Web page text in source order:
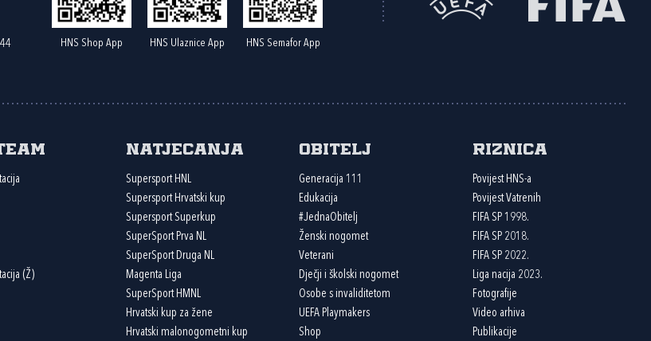
HNS Shop App HNS Ulaznice App HNS Semafor App
(Ž)
Natjecanja
Supersport HNL
Supersport Hrvatski kup
Supersport Superkup
SuperSport Prva NL
SuperSport Druga NL
Magenta Liga
SuperSport HMNL
Hrvatski kup za žene
Hrvatski malonogometni kup
Obitelj
Generacija 111
Edukacija
#JednaObitelj
Ženski nogomet
Veterani
Dječji i školski nogomet
Osobe s invaliditetom
UEFA Playmakers
Shop
Riznica
Povijest HNS-a
Povijest Vatrenih
FIFA SP 1998.
FIFA SP 2018.
FIFA SP 2022.
Liga nacija 2023.
Fotografije
Video arhiva
Publikacije